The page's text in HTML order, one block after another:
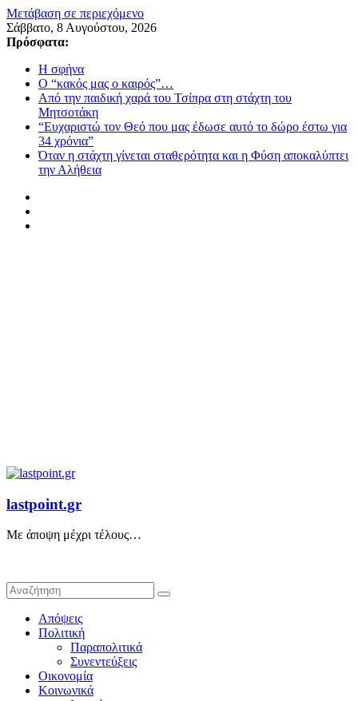
Μετάβαση σε περιεχόμενο
Σάββατο, 8 Αυγούστου, 2026
Πρόσφατα:
Η σφήνα
Ο “κακός μας ο καιρός”…
Από την παιδική χαρά του Τσίπρα στη στάχτη του
Μητσοτάκη
“Ευχαριστώ τον Θεό που μας έδωσε αυτό το δώρο έστω για
34 χρόνια”
Όταν η στάχτη γίνεται σταθερότητα και η Φύση αποκαλύπτει
την Αλήθεια
lastpoint.gr
Με άποψη μέχρι τέλους…
Απόψεις
Πολιτική
Παραπολιτικά
Συνεντεύξεις
Οικονομία
Κοινωνικά